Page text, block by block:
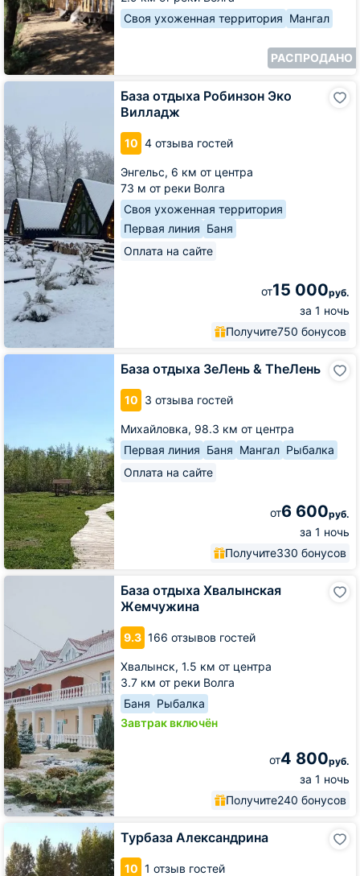
Своя ухоженная территория Мангал
РАСПРОДАНО
База отдыха Робинзон Эко
Вилладж
10 4 отзыва гостей
Энгельс, 6 км от центра
73 м от реки Волга
Своя ухоженная территория
Первая линия Баня
Оплата на сайте
от15 000руб.
за 1 ночь
Получите750 бонусов
База
Эко
Вилладж
База отдыха ЗеЛень & TheЛень
10 3 отзыва гостей
Михайловка, 98.3 км от центра
Первая линия Баня Мангал Рыбалка
Оплата на сайте
от6 600руб.
за 1 ночь
Получите330 бонусов
База
База отдыха Хвалынская
Жемчужина
9.3 166 отзывов гостей
Хвалынск, 1.5 км от центра
3.7 км от реки Волга
Баня Рыбалка
Завтрак включён
от4 800руб.
за 1 ночь
Получите240 бонусов
База
Жемчужина
Турбаза Александрина
10 1 отзыв гостей
Александрина